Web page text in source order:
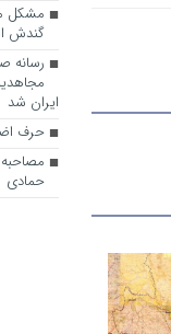
مشکل
گندش
رسانه
ایران شد
حرف
حمادی